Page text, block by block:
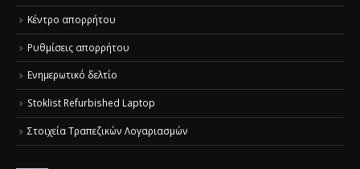
Κέντρο απορρήτου
Ρυθμίσεις απορρήτου
Ενημερωτικό δελτίο
Stoklist Refurbished Laptop
Στοιχεία Τραπεζικών Λογαριασμών